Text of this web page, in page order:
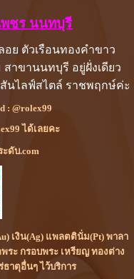
พชร นนทบุรี
ย ตัวเรือนทองคำขาว
าขานนทบุรี อยู่ฝั่งเดียว
นไลฟ์สไตล์ ราชพฤกษ์ค่ะ
:@rolex99
ได้เลยคะ
ะดับ.com
เงิน(Ag) แพลตตินั่ม(Pt) พาลา
ระ กรอบพระ เหรียญ ทองต่าง
าตุอื่นๆ ไว้บริการ